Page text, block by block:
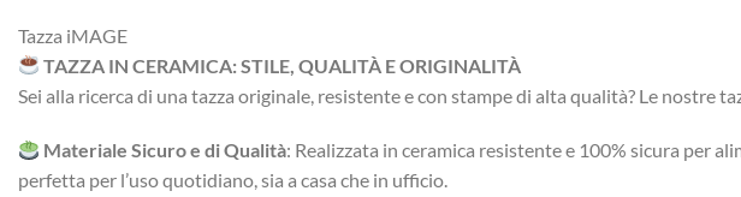
Tazza iMAGE
TAZZA IN CERAMICA: STILE, QUALITÀ E ORIGINALITÀ
Sei alla ricerca di una tazza originale, resistente e con stampe di alta qualità? Le nostre
Materiale Sicuro e di Qualità: Realizzata in ceramica resistente e 100% sicura per
perfetta per l’uso quotidiano, sia a casa che in ufficio.